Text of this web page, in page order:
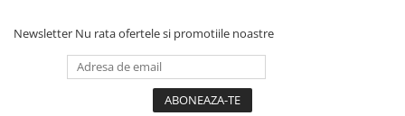
Newsletter Nu rata ofertele si promotiile noastre